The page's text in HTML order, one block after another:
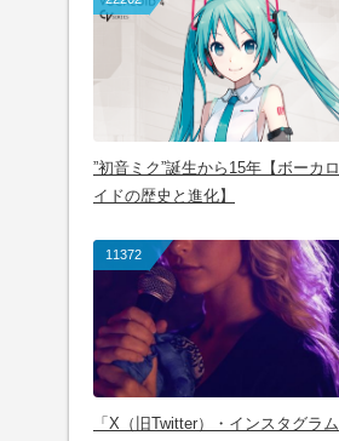
”初音ミク”誕生から15年【ボーカロ
イドの歴史と進化】
11372
「X（旧Twitter）・インスタグラム